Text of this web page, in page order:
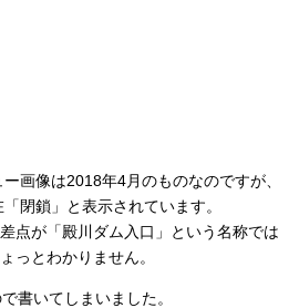
画像は2018年4月のものなのですが、
閉鎖」と表示されています。
点が「殿川ダム入口」という名称では
っとわかりません。
書いてしまいました。